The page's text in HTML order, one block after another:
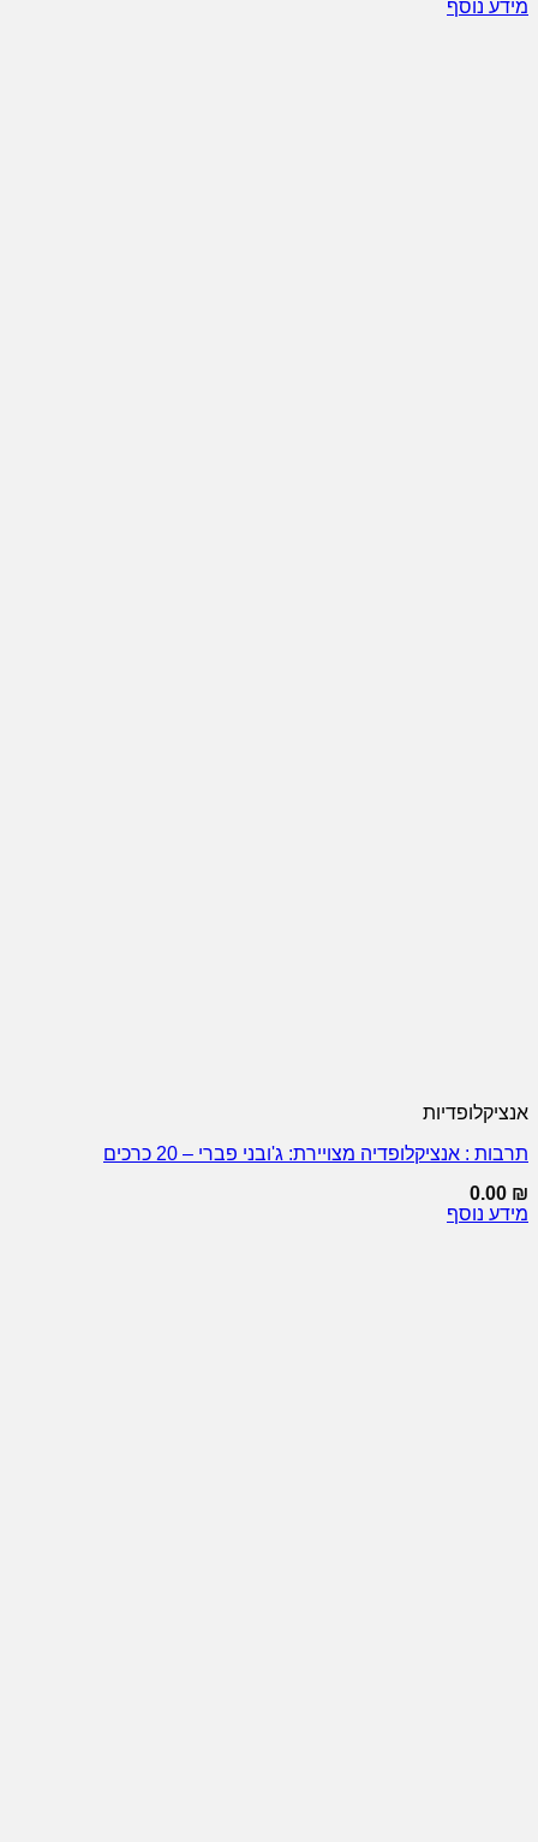
מידע נוסף
אנציקלופדיות
תרבות : אנציקלופדיה מצויירת: ג'ובני פברי – 20 כרכים
0.00 ₪
מידע נוסף